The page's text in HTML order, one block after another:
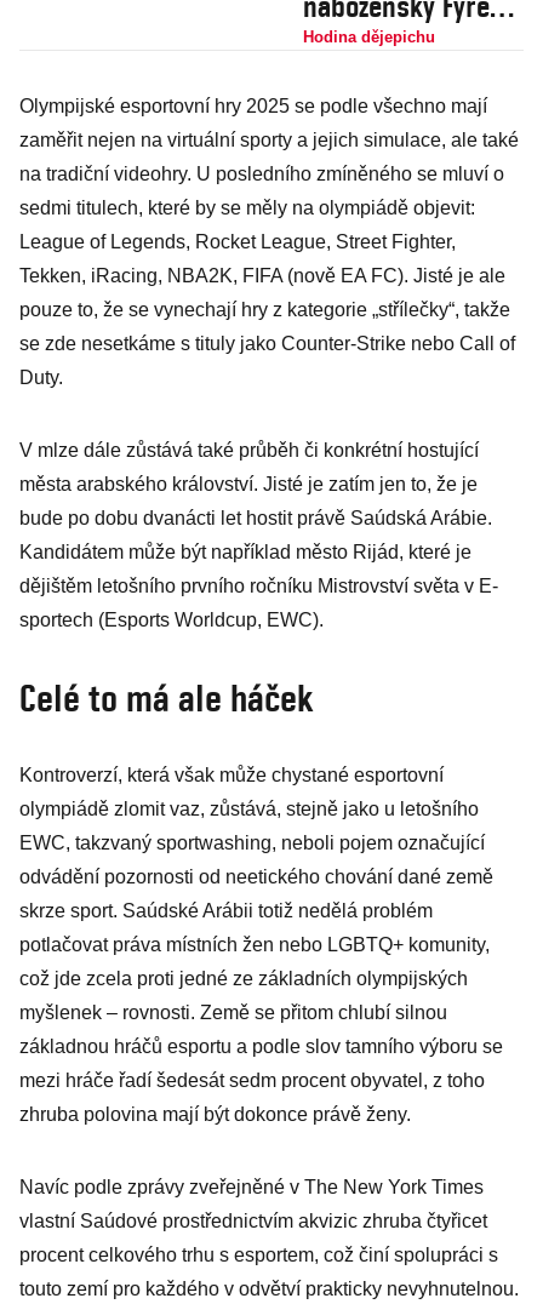
Festival než
Hodina dějepichu
Olympijské esportovní hry 2025 se podle všechno mají
zaměřit nejen na virtuální sporty a jejich simulace, ale také
na tradiční videohry. U posledního zmíněného se mluví o
sedmi titulech, které by se měly na olympiádě objevit:
League of Legends, Rocket League, Street Fighter,
Tekken, iRacing, NBA2K, FIFA (nově EA FC). Jisté je ale
pouze to, že se vynechají hry z kategorie „střílečky“, takže
se zde nesetkáme s tituly jako Counter-Strike nebo Call of
Duty.
V mlze dále zůstává také průběh či konkrétní hostující
města arabského království. Jisté je zatím jen to, že je
bude po dobu dvanácti let hostit právě Saúdská Arábie.
Kandidátem může být například město Rijád, které je
dějištěm letošního prvního ročníku Mistrovství světa v E-
sportech (Esports Worldcup, EWC).
Celé to má ale háček
Kontroverzí, která však může chystané esportovní
olympiádě zlomit vaz, zůstává, stejně jako u letošního
EWC, takzvaný sportwashing, neboli pojem označující
odvádění pozornosti od neetického chování dané země
skrze sport. Saúdské Arábii totiž nedělá problém
potlačovat práva místních žen nebo LGBTQ+ komunity,
což jde zcela proti jedné ze základních olympijských
myšlenek – rovnosti. Země se přitom chlubí silnou
základnou hráčů esportu a podle slov tamního výboru se
mezi hráče řadí šedesát sedm procent obyvatel, z toho
zhruba polovina mají být dokonce právě ženy.
Navíc podle zprávy zveřejněné v The New York Times
vlastní Saúdové prostřednictvím akvizic zhruba čtyřicet
procent celkového trhu s esportem, což činí spolupráci s
touto zemí pro každého v odvětví prakticky nevyhnutelnou.